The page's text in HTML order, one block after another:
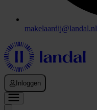
makelaardij@landal.nl
Inloggen